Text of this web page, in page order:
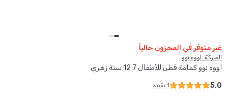
غير متوفر في المخزون حالياً
الماركة: اووه نوو
اووه نوو كمامة قطن للأطفال 7 12 سنة زهري
5.0
1 تقييم